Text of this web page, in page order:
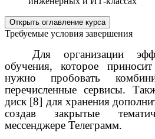
Открыть оглавление курса
Требуемые условия завершения
Для организации
обучения, которое
нужно пробовать
перечисленные сервисы.
диск [8] для хранения
создав закрытые
мессенджере Телеграмм.